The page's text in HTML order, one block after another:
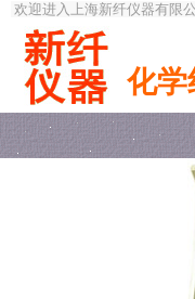
欢迎进入上海新纤仪器有限
化学